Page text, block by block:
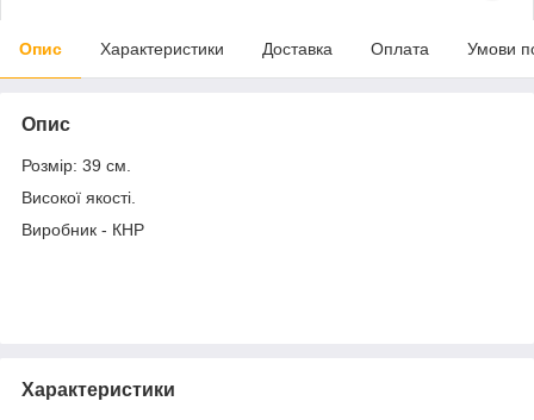
Опис Характеристики Доставка Оплата Умови
Опис
Розмір: 39 см.
Високої якості.
Виробник - КНР
Характеристики